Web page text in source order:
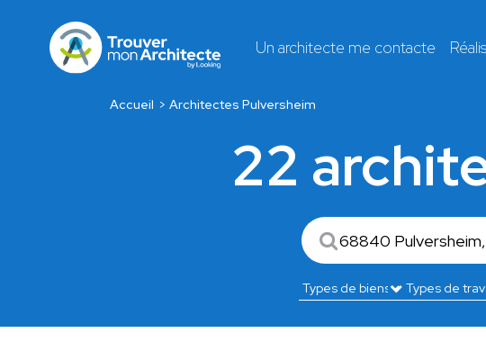
Un architecte me contacte
Accueil Architectes Pulversheim
22